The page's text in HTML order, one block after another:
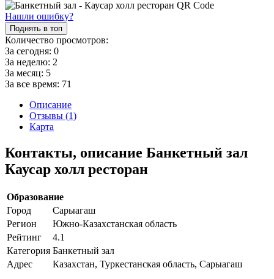
Нашли ошибку?
Поднять в топ
Количество просмотров:
За сегодня: 0
За неделю: 2
За месяц: 5
За все время: 71
Описание
Отзывы (1)
Карта
Контакты, описание Банкетный зал
Каусар холл ресторан
Образование
Город
Сарыагаш
Регион
Южно-Казахстанская область
Рейтинг
4.1
Категория Банкетный зал
Адрес
Казахстан, Туркестанская область, Сарыагаш